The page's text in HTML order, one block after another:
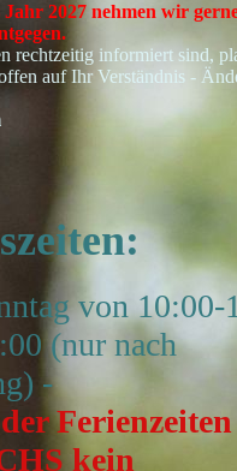
2027 nehmen wir
rechtzeitig informiert sind,
auf Ihr Verständnis -
von 10:00-
(nur nach
-
Ferienzeiten
kein